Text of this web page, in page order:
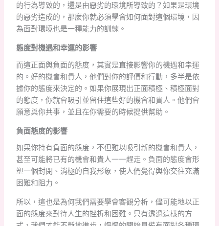
的行為導致的，還是由惡劣的環境所導致的？如果是環境
的惡劣造成的，那麼你就必須學會如何面對這個環境，因
為面對環境也是一種能力的訓練。
態度對機遇和幸運的影響
而這正面與負面的態度，其實是直接影響你的機遇和幸運
的。好的機會和貴人，他們對你的評價和行動，多半是依
據你的態度來決定的。如果你展現出正面積極、積極面對
的態度，你就會吸引並留住這些好的機會和貴人。他們會
願意與你共事，並且在你需要的時候提供幫助。
負面態度的影響
如果你持有負面的態度，不但難以吸引新的機會和貴人，
甚至可能將已有的機會和貴人一一趕走。負面的態度會形
塑一個封閉、消極的自我形象，使人們覺得與你交往充滿
困難和阻力。
所以，這也是為何我們需要學會客觀分析，儘可能地以正
面的態度來對待人生的挫折和困難。只有透過這樣的方